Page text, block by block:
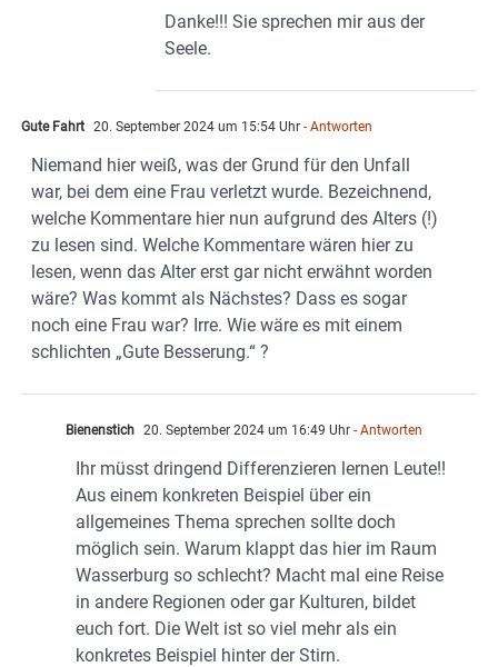
Danke!!! Sie sprechen mir aus der
Seele.
Gute Fahrt 20. September 2024 um 15:54 Uhr - Antworten
Niemand hier weiß, was der Grund für den Unfall
war, bei dem eine Frau verletzt wurde. Bezeichnend,
welche Kommentare hier nun aufgrund des Alters (!)
zu lesen sind. Welche Kommentare wären hier zu
lesen, wenn das Alter erst gar nicht erwähnt worden
wäre? Was kommt als Nächstes? Dass es sogar
noch eine Frau war? Irre. Wie wäre es mit einem
schlichten „Gute Besserung.“ ?
Bienenstich 20. September 2024 um 16:49 Uhr - Antworten
Ihr müsst dringend Differenzieren lernen Leute!!
Aus einem konkreten Beispiel über ein
allgemeines Thema sprechen sollte doch
möglich sein. Warum klappt das hier im Raum
Wasserburg so schlecht? Macht mal eine Reise
in andere Regionen oder gar Kulturen, bildet
euch fort. Die Welt ist so viel mehr als ein
konkretes Beispiel hinter der Stirn.